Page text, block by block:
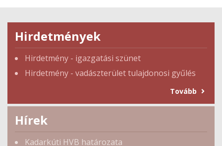
Hirdetmények
Hirdetmény - igazgatási szünet
Hirdetmény - vadászterület tulajdonosi gyűlés
Tovább
Hírek
Kadarkúti HVB határozata